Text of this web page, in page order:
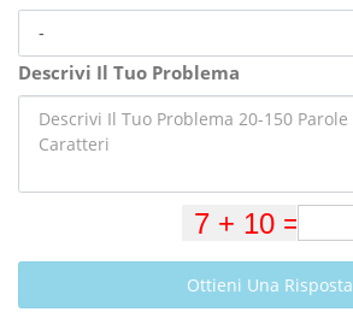
Descrivi Il Tuo Problema
Ottieni Una Risposta